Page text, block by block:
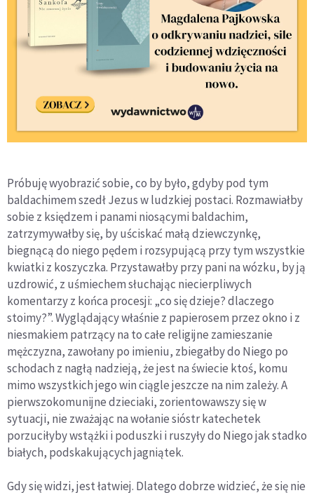
Próbuję wyobrazić sobie, co by było, gdyby pod tym
baldachimem szedł Jezus w ludzkiej postaci. Rozmawiałby
sobie z księdzem i panami niosącymi baldachim,
zatrzymywałby się, by uściskać małą dziewczynkę,
biegnącą do niego pędem i rozsypującą przy tym wszystkie
kwiatki z koszyczka. Przystawałby przy pani na wózku, by ją
uzdrowić, z uśmiechem słuchając niecierpliwych
komentarzy z końca procesji: „co się dzieje? dlaczego
stoimy?”. Wyglądający właśnie z papierosem przez okno i z
niesmakiem patrzący na to całe religijne zamieszanie
mężczyzna, zawołany po imieniu, zbiegałby do Niego po
schodach z nagłą nadzieją, że jest na świecie ktoś, komu
mimo wszystkich jego win ciągle jeszcze na nim zależy. A
pierwszokomunijne dzieciaki, zorientowawszy się w
sytuacji, nie zważając na wołanie sióstr katechetek
porzuciłyby wstążki i poduszki i ruszyły do Niego jak stadko
białych, podskakujących jagniątek.
Gdy się widzi, jest łatwiej. Dlatego dobrze widzieć, że się nie